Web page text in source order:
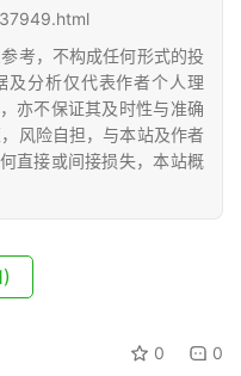
考，不构成任何形式的投
及分析仅代表作者个人理
亦不保证其及时性与准确
风险自担，与本站及作者
直接或间接损失，本站概
0 0